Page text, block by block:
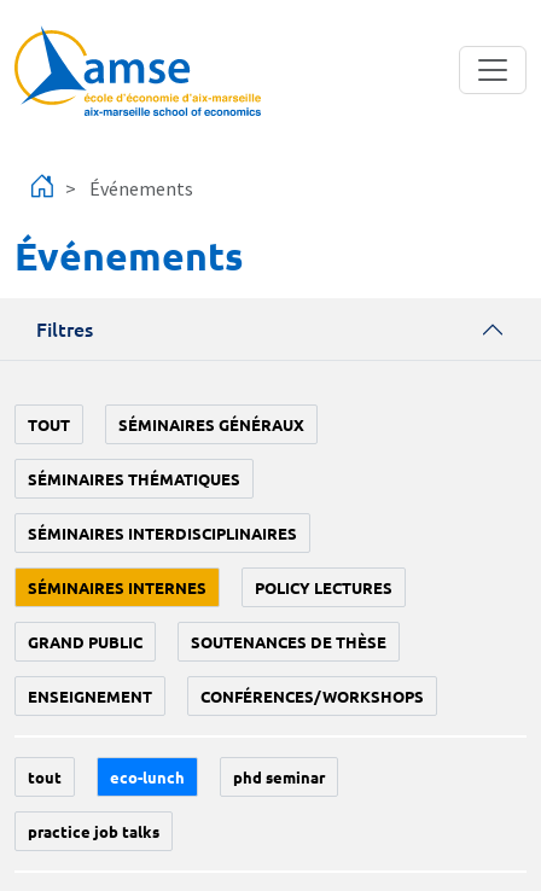
Événements
Événements
Filtres
TOUT SÉMINAIRES GÉNÉRAUX
SÉMINAIRES THÉMATIQUES
SÉMINAIRES INTERDISCIPLINAIRES
SÉMINAIRES INTERNES POLICY LECTURES
GRAND PUBLIC SOUTENANCES DE THÈSE
ENSEIGNEMENT CONFÉRENCES/WORKSHOPS
tout eco-lunch phd seminar
practice job talks